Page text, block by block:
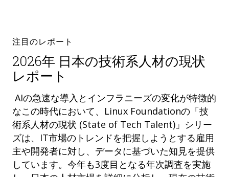
注目のレポート
2026年 日本の技術系人材の現状
レポート
AIの急速な導入とインフラニーズの変化が特徴的
なこの時代において、Linux Foundationの「技
術系人材の現状 (State of Tech Talent)」シリー
ズは、IT市場のトレンドを把握しようとする雇用
主や開発者に対し、データに基づいた知見を提供
しています。今年も3度目となる年次調査を実施